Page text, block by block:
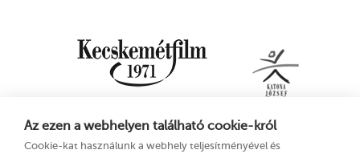
Az ezen a webhelyen található cookie-król
Cookie-kat használunk a webhely teljesítményével és